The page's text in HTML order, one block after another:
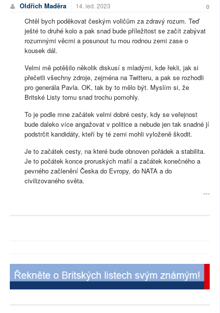
Oldřich Maděra 14. led. 2023 0
Chtěl bych poděkovat českým voličům za zdravý rozum. Teď
ješté to druhé kolo a pak snad bude příležitost se začít zabývat
rozumnými věcmi a posunout tu mou rodnou zemi zase o
kousek dál.
Velmi mě potěšilo několik diskusí s mladými, kde řekli, jak si
přečetli všechny zdroje, zejména na Twitteru, a pak se rozhodli
pro generála Pavla. OK, tak by to mělo být. Myslím si, že
Britské Listy tomu snad trochu pomohly.
To je podle mne začátek velmi dobré cesty, kdy se veřejnost
bude daleko více angažovat v politice a nebude jen tak snadné jí
podstrčit kandidáty, kteří by té zemi mohli vyloženě škodit.
Je to začátek cesty, na které bude obnoven pořádek a stabilita.
Je to počátek konce proruských mafií a začátek konečného a
pevného začlenění Česka do Evropy, do NATA a do
civilizovaného světa.